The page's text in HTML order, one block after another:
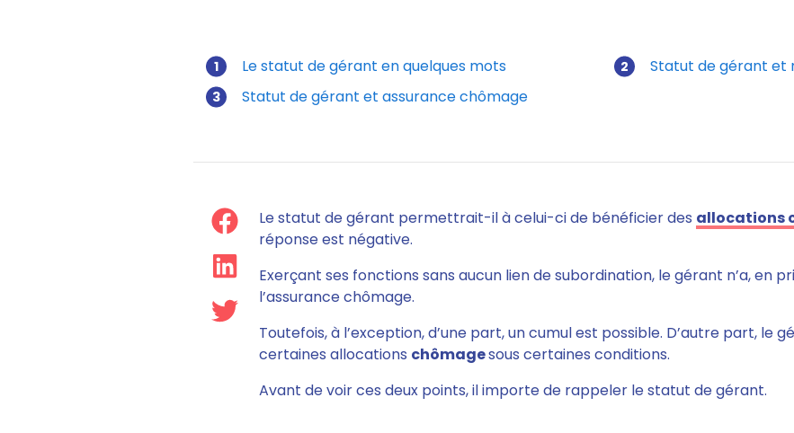
toucher le chômage en étant gérant
Le statut de gérant en quelques mots
Statut de gérant et
Statut de gérant et assurance chômage
Le statut de gérant permettrait-il à celui-ci de bénéficier des allocations
réponse est négative.
Exerçant ses fonctions sans aucun lien de subordination, le gérant n’a, en
l’assurance chômage.
Toutefois, à l’exception, d’une part, un cumul est possible. D’autre part, le
certaines allocations chômagesous certaines conditions.
Avant de voir ces deux points, il importe de rappeler le statut de gérant.